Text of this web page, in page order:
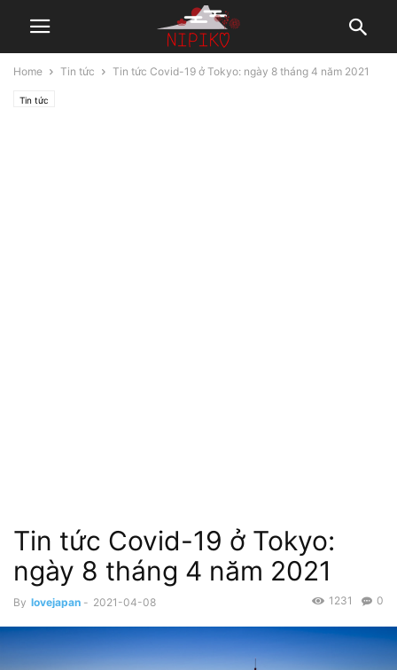
Home Tin tức Tin tức Covid-19 ở Tokyo: ngày 8 tháng 4 năm 2021
Tin tức
Tin tức Covid-19 ở Tokyo:
ngày 8 tháng 4 năm 2021
By lovejapan - 2021-04-08 0
1231